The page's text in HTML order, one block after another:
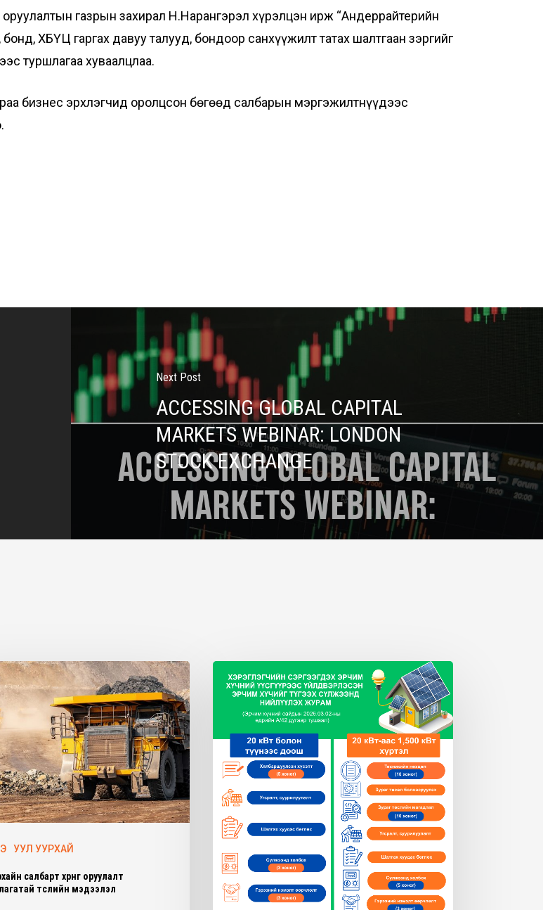
газрын захирал Н.Нарангэрэл хүрэлцэн ирж “Андеррайтерийн
бонд, ХБҮЦ гаргах давуу талууд, бондоор санхүүжилт татах шалтгаан зэргийг
туршлагаа хуваалцлаа.
бизнес эрхлэгчид оролцсон бөгөөд салбарын мэргэжилтнүүдээс
Next Post
ACCESSING GLOBAL CAPITAL
MARKETS WEBINAR: LONDON
STOCK EXCHANGE
УУЛ УУРХАЙ
салбарт хөрөнгө оруулалт
төслийн мэдээлэл